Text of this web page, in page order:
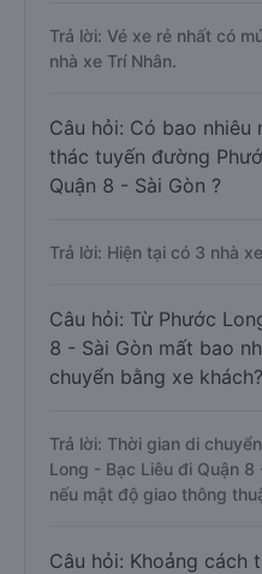
Trả lời: Vé xe rẻ nhất có
nhà xe Trí Nhân.
Câu hỏi: Có bao nhiêu
thác tuyến đường
Quận 8 - Sài Gòn ?
Trả lời: Hiện tại có 3 nhà
Câu hỏi: Từ Phước
8 - Sài Gòn mất bao
chuyển bằng xe khách?
Trả lời: Thời gian di
Long - Bạc Liêu đi Quận 8
nếu mật độ giao thông
Câu hỏi: Khoảng cách